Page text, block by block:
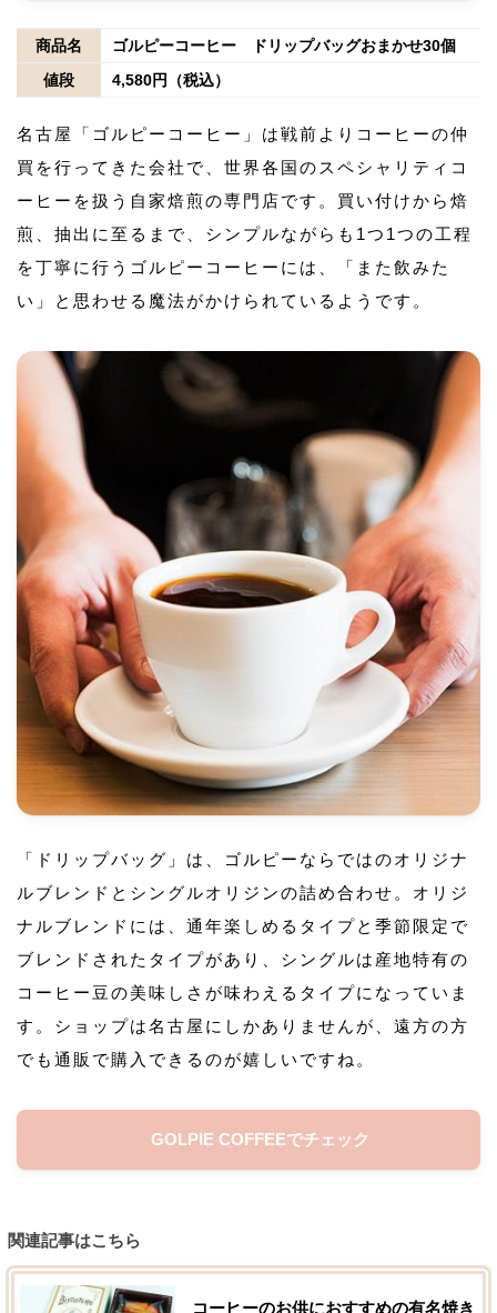
商品名
ゴルピーコーヒー ドリップバッグおまかせ30個
値段
4,580円（税込）
名古屋「ゴルピーコーヒー」は戦前よりコーヒーの仲
買を行ってきた会社で、世界各国のスペシャリティコ
ーヒーを扱う自家焙煎の専門店です。買い付けから焙
煎、抽出に至るまで、シンプルながらも1つ1つの工程
を丁寧に行うゴルピーコーヒーには、「また飲みた
い」と思わせる魔法がかけられているようです。
「ドリップバッグ」は、ゴルピーならではのオリジナ
ルブレンドとシングルオリジンの詰め合わせ。オリジ
ナルブレンドには、通年楽しめるタイプと季節限定で
ブレンドされたタイプがあり、シングルは産地特有の
コーヒー豆の美味しさが味わえるタイプになっていま
す。ショップは名古屋にしかありませんが、遠方の方
でも通販で購入できるのが嬉しいですね。
GOLPIE COFFEEでチェック
関連記事はこちら
コーヒーのお供におすすめの有名焼き